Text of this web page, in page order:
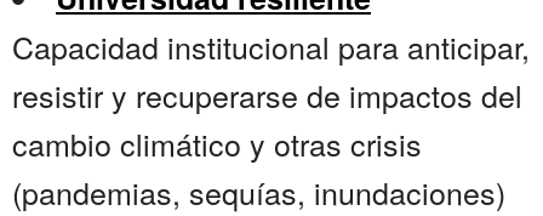
Capacidad institucional para anticipar,
resistir y recuperarse de impactos del
cambio climático y otras crisis
(pandemias, sequías, inundaciones)